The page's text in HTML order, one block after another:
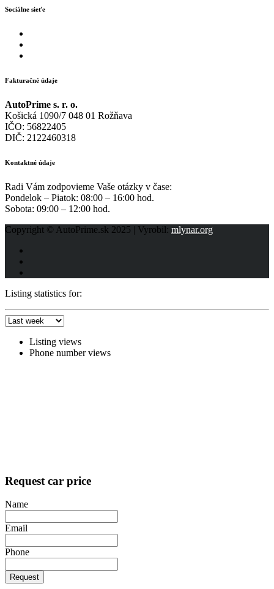
Sociálne sieťe
Fakturačné údaje
AutoPrime s. r. o.
Košická 1090/7 048 01 Rožňava
IČO: 56822405
DIČ: 2122460318
Kontaktné údaje
Radi Vám zodpovieme Vaše otázky v čase:
Pondelok – Piatok: 08:00 – 16:00 hod.
Sobota: 09:00 – 12:00 hod.
Copyright © AutoPrime.sk 2025 | Vyrobil: mlynar.org
Listing statistics for:
Listing views
Phone number views
Request car price
Name
Email
Phone
Request